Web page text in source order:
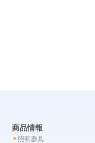
商品情報
照明器具